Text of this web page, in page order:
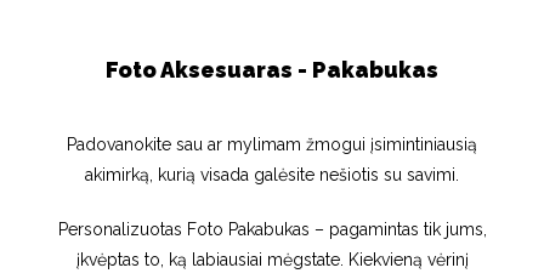
Foto Aksesuaras - Pakabukas
Padovanokite sau ar mylimam žmogui įsimintiniausią
akimirką, kurią visada galėsite nešiotis su savimi.
Personalizuotas Foto Pakabukas – pagamintas tik jums,
įkvėptas to, ką labiausiai mėgstate. Kiekvieną vėrinį